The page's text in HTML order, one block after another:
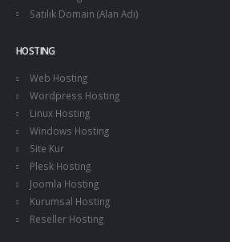
Satılık Domain (Alan Adı)
HOSTING
Web Hosting
Wordpress Hosting
Linux Hosting
Windows Hosting
Site Kur
Plesk Hosting
Joomla Hosting
Kurumsal Hosting
Reseller Hosting